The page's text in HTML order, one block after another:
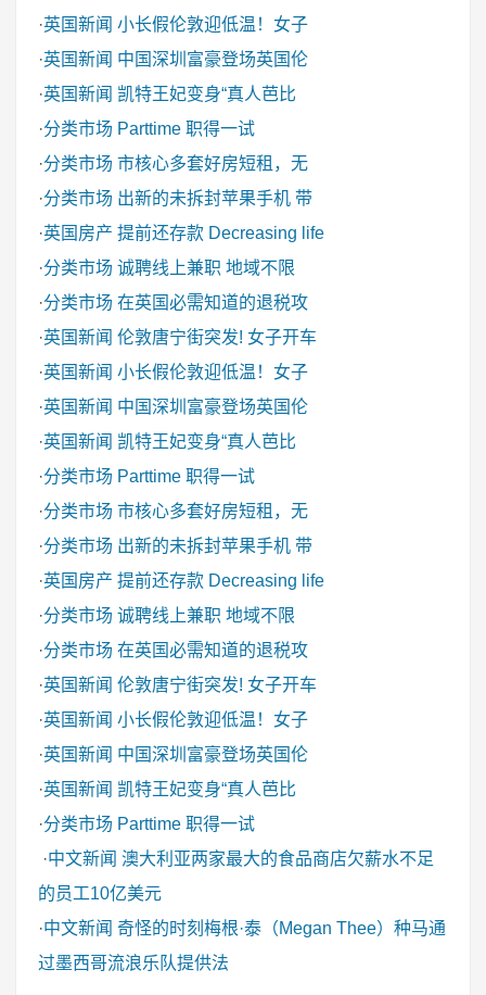
·英国新闻 小长假伦敦迎低温！女子
·英国新闻 中国深圳富豪登场英国伦
·英国新闻 凯特王妃变身“真人芭比
·分类市场 Parttime 职得一试
·分类市场 市核心多套好房短租，无
·分类市场 出新的未拆封苹果手机 带
·英国房产 提前还存款 Decreasing life
·分类市场 诚聘线上兼职 地域不限
·分类市场 在英国必需知道的退税攻
·英国新闻 伦敦唐宁街突发! 女子开车
·英国新闻 小长假伦敦迎低温！女子
·英国新闻 中国深圳富豪登场英国伦
·英国新闻 凯特王妃变身“真人芭比
·分类市场 Parttime 职得一试
·分类市场 市核心多套好房短租，无
·分类市场 出新的未拆封苹果手机 带
·英国房产 提前还存款 Decreasing life
·分类市场 诚聘线上兼职 地域不限
·分类市场 在英国必需知道的退税攻
·英国新闻 伦敦唐宁街突发! 女子开车
·英国新闻 小长假伦敦迎低温！女子
·英国新闻 中国深圳富豪登场英国伦
·英国新闻 凯特王妃变身“真人芭比
·分类市场 Parttime 职得一试
·中文新闻 澳大利亚两家最大的食品商店欠薪水不足
的员工10亿美元
·中文新闻 奇怪的时刻梅根·泰（Megan Thee）种马通
过墨西哥流浪乐队提供法